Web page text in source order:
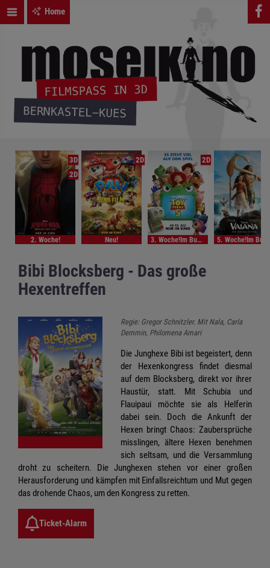
Home
3D
2D
2. Woche!
2D
Neu!
2D
3. Woche!Im Bundesstart
Bibi Blocksberg - Das große
Hexentreffen
Regie: Gregor Schnitzler. Mit Nala, Carla
Demmin, Philomena Amari
Die Junghexe Bibi ist begeistert, denn
der Hexenkongress findet diesmal
auf dem Blocksberg, direkt vor ihrer
Haustür, statt. Mit Schubia und
Flauipaui möchte sie als Helferin
dabei sein. Doch die Ankunft der
Hexen bringt Chaos: Zaubersprüche
misslingen, ältere Hexen benehmen
sich seltsam, und die Versammlung
droht zu scheitern. Die Junghexen stehen vor einer großen
Herausforderung und kämpfen mit Einfallsreichtum und Mut gegen
das drohende Chaos, um den Kongress zu retten.
Ticket-Alarm